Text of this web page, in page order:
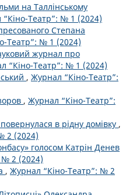
на Таллінському
Театр”: № 1 (2024)
Степана
Театр”: № 1 (2024)
журнал про
“Кіно-Театр”: № 1 (2024)
, Журнал “Кіно-Театр”:
, Журнал “Кіно-Театр”:
в рідну домівку ,
2 (2024)
голосом Катрін Денев
№ 2 (2024)
, Журнал “Кіно-Театр”: № 2